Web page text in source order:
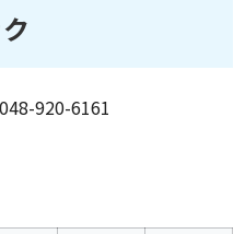
048-920-6161